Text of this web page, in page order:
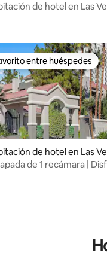
de hotel en Las
4.85 de 5; 68
entre huéspedes
entre huéspedes
de hotel en Las
de 1 recámara |